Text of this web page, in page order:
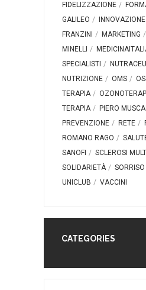
FIDELIZZAZIONE
GALILEO
INNOVAZIONE
FRANZINI
MARKETING
MINELLI
SPECIALISTI
NUTRIZIONE
OMS
TERAPIA
TERAPIA
PIERO
PREVENZIONE
RETE
ROMANO RAGO
SANOFI
SCLEROSI
SOLIDARIETÀ
SORRISO
UNICLUB
VACCINI
CATEGORIES